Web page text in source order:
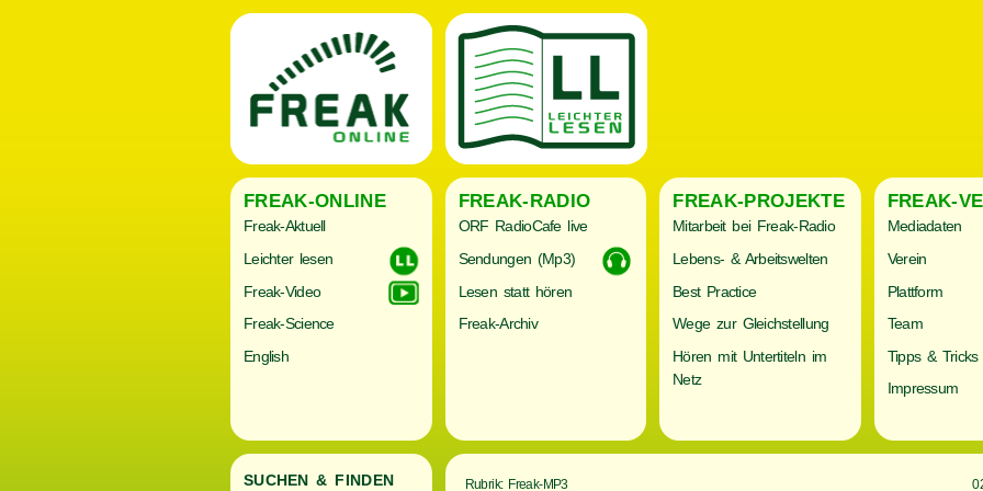
FREAK-ONLINE
Freak-Aktuell
Leichter lesen
Freak-Video
Freak-Science
English
FREAK-RADIO
ORF RadioCafe live
Sendungen (Mp3)
Lesen statt hören
Freak-Archiv
FREAK-PROJEKTE
Mitarbeit bei Freak-Radio
Lebens- & Arbeitswelten
Best Practice
Wege zur Gleichstellung
Hören mit Untertiteln im
Netz
FREAK-
Mediadaten
Verein
Plattform
Team
Tipps & Tricks
Impressum
SUCHEN & FINDEN Rubrik: Freak-MP3